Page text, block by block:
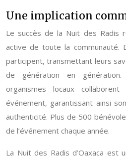
Une implication
Le succès de la Nuit des Radis
active de toute la communauté.
participent, transmettant leurs
de génération en
organismes locaux
événement, garantissant ainsi
authenticité. Plus de 500
de l’événement chaque année.
La Nuit des Radis d’Oaxaca est